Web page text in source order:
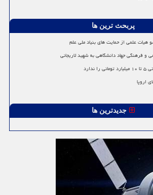
پربحث ترین ها
علمی از حمایت های بنیاد ملی علم
و فرهنگی جهاد دانشگاهی به شهید لاریجانی
اروپا
جدیدترین ها